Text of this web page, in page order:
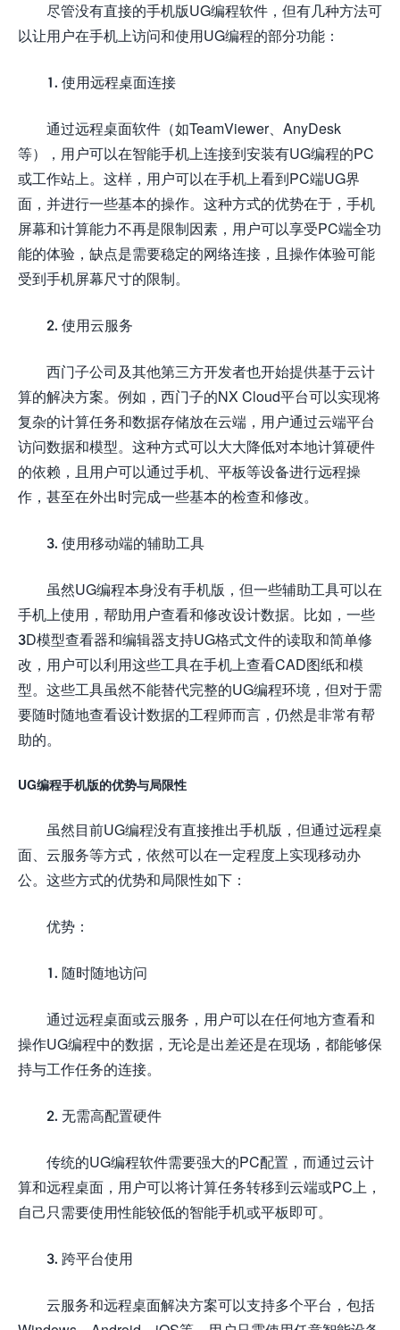
尽管没有直接的手机版UG编程软件，但有几种方法可
以让用户在手机上访问和使用UG编程的部分功能：
1. 使用远程桌面连接
通过远程桌面软件（如TeamViewer、AnyDesk
等），用户可以在智能手机上连接到安装有UG编程的PC
或工作站上。这样，用户可以在手机上看到PC端UG界
面，并进行一些基本的操作。这种方式的优势在于，手机
屏幕和计算能力不再是限制因素，用户可以享受PC端全功
能的体验，缺点是需要稳定的网络连接，且操作体验可能
受到手机屏幕尺寸的限制。
2. 使用云服务
西门子公司及其他第三方开发者也开始提供基于云计
算的解决方案。例如，西门子的NX Cloud平台可以实现将
复杂的计算任务和数据存储放在云端，用户通过云端平台
访问数据和模型。这种方式可以大大降低对本地计算硬件
的依赖，且用户可以通过手机、平板等设备进行远程操
作，甚至在外出时完成一些基本的检查和修改。
3. 使用移动端的辅助工具
虽然UG编程本身没有手机版，但一些辅助工具可以在
手机上使用，帮助用户查看和修改设计数据。比如，一些
3D模型查看器和编辑器支持UG格式文件的读取和简单修
改，用户可以利用这些工具在手机上查看CAD图纸和模
型。这些工具虽然不能替代完整的UG编程环境，但对于需
要随时随地查看设计数据的工程师而言，仍然是非常有帮
助的。
UG编程手机版的优势与局限性
虽然目前UG编程没有直接推出手机版，但通过远程桌
面、云服务等方式，依然可以在一定程度上实现移动办
公。这些方式的优势和局限性如下：
优势：
1. 随时随地访问
通过远程桌面或云服务，用户可以在任何地方查看和
操作UG编程中的数据，无论是出差还是在现场，都能够保
持与工作任务的连接。
2. 无需高配置硬件
传统的UG编程软件需要强大的PC配置，而通过云计
算和远程桌面，用户可以将计算任务转移到云端或PC上，
自己只需要使用性能较低的智能手机或平板即可。
3. 跨平台使用
云服务和远程桌面解决方案可以支持多个平台，包括